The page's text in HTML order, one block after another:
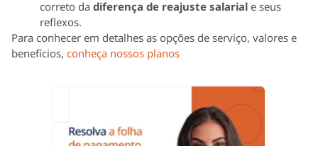
correto da diferença de reajuste salarial e seus
reflexos.
Para conhecer em detalhes as opções de serviço, valores e
benefícios, conheça nossos planos